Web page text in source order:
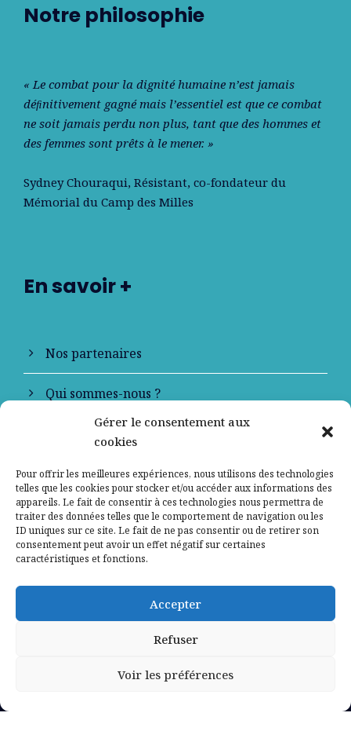
Gérer le consentement aux
cookies
Pour offrir les meilleures expériences, nous utilisons des technologies
telles que les cookies pour stocker et/ou accéder aux informations des
appareils. Le fait de consentir à ces technologies nous permettra de
traiter des données telles que le comportement de navigation ou les
ID uniques sur ce site. Le fait de ne pas consentir ou de retirer son
consentement peut avoir un effet négatif sur certaines
caractéristiques et fonctions.
Accepter
Refuser
Voir les préférences
Notre philosophie
« Le combat pour la dignité humaine n’est jamais
déﬁnitivement gagné mais l’essentiel est que ce combat
ne soit jamais perdu non plus, tant que des hommes et
des femmes sont prêts à le mener. »
Sydney Chouraqui, Résistant, co-fondateur du
Mémorial du Camp des Milles
En savoir +
Nos partenaires
Qui sommes-nous ?
Contactez-nous
Mentions légales
Politique de confidentialité